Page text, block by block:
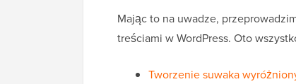
Mając to na uwadze,
treściami w WordPress. Oto
Tworzenie suwaka